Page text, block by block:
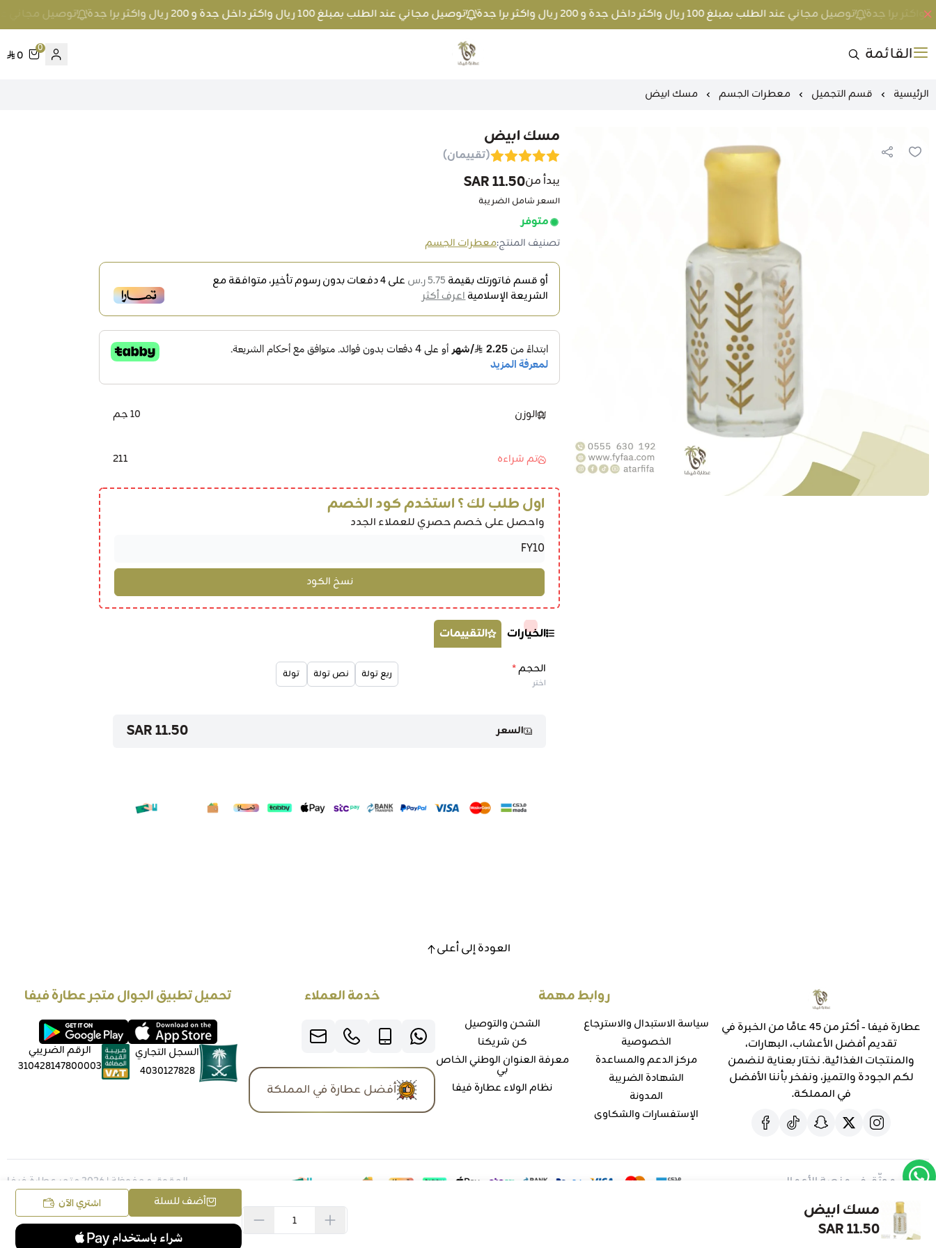
توصيل مجاني عند الطلب بمبلغ 100 ريال واكثر داخل جدة و 200 ريال واكثر برا جدة توصيل مجاني عند الطلب بمبلغ 100 ريال واكثر داخل جدة و 200 ريال واكثر برا جدة توصيل مجاني عند الطلب بمبلغ 100 ريال
القائمة متجر عطارة فيفا
0
0
الرئيسية قسم التجميل معطرات الجسم مسك ابيض
مسك ابيض
(تقييمان)
يبدأ من11.50 SAR
السعر شامل الضريبة
متوفر
تصنيف المنتج:معطرات الجسم
أو قسم فاتورتك بقيمة 5.75 ر.س على4دفعات بدون رسوم تأخير، متوافقة مع
الشريعة الإسلاميةاعرف أكثر
الوزن 10 جم
تم شراءه 211
اول طلب لك ؟ استخدم كود الخصم
واحصل على خصم حصري للعملاء الجدد
مسك ابيض
11.50 SAR
أضف للسلة اشتري الآن
الخيارات التقييمات
الحجم*
اختر
ربع تولة نص تولة تولة
السعر 11.50 SAR
العودة إلى أعلى
عطارة فيفا - أكثر من 45 عامًا من الخبرة في
تقديم أفضل الأعشاب، البهارات،
والمنتجات الغذائية. نختار بعناية لنضمن
لكم الجودة والتميز، ونفخر بأننا الأفضل
في المملكة.
روابط مهمة
سياسة الاستبدال والاسترجاع
الخصوصية
مركز الدعم والمساعدة
الشهادة الضريبة
المدونة
الإستفسارات والشكاوي
الشحن والتوصيل
كن شريكنا
معرفة العنوان الوطني الخاص
بي
نظام الولاء عطارة فيفا
خدمة العملاء
أفضل عطارة في المملكة
تحميل تطبيق الجوال متجر عطارة فيفا
السجل التجاري
4030127828
الرقم الضريبي
310428147800003
موثّق في منصة الأعمال الحقوق محفوظة | 2026 متجر عطارة فيفا